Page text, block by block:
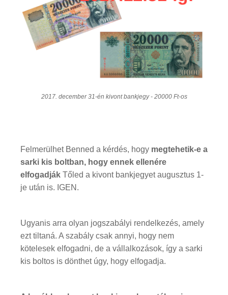
2017. december 31-én kivont bankjegy - 20000 Ft-os
Felmerülhet Benned a kérdés, hogy megtehetik-e a
sarki kis boltban, hogy ennek ellenére
elfogadják Tőled a kivont bankjegyet augusztus 1-
je után is. IGEN.
Ugyanis arra olyan jogszabályi rendelkezés, amely
ezt tiltaná. A szabály csak annyi, hogy nem
kötelesek elfogadni, de a vállalkozások, így a sarki
kis boltos is dönthet úgy, hogy elfogadja.